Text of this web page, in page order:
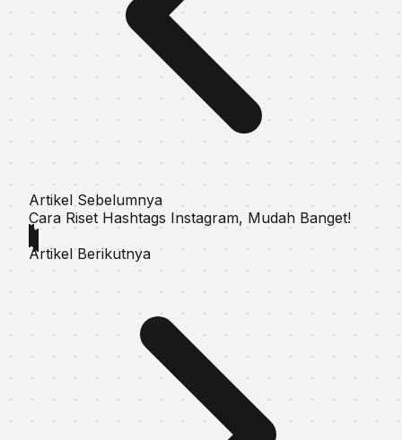
Artikel Sebelumnya
Cara Riset Hashtags Instagram, Mudah Banget!
Artikel Berikutnya